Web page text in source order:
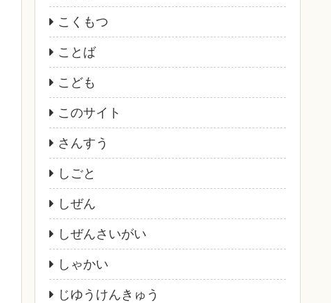
こくもつ
ことば
こども
このサイト
さんすう
しごと
しぜん
しぜんさいがい
しゃかい
じゆうけんきゅう